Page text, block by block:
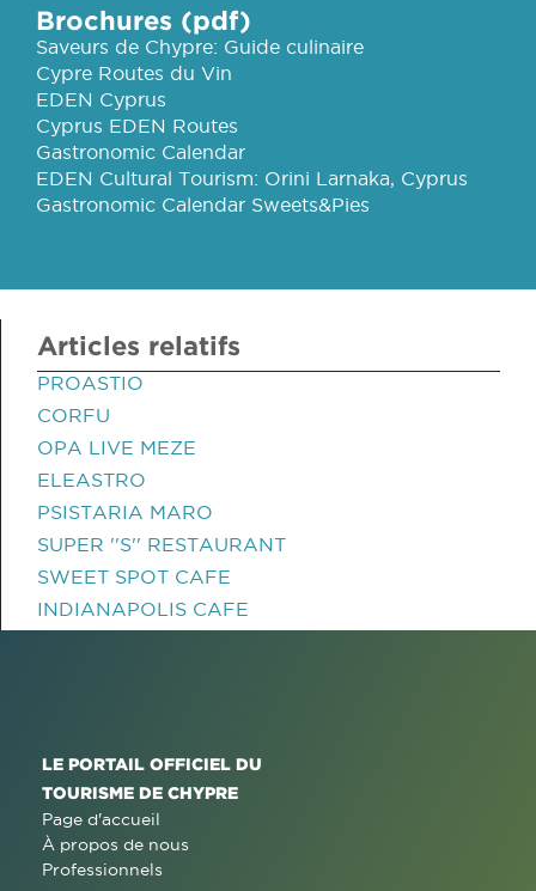
Brochures (pdf)
Saveurs de Chypre: Guide culinaire
Cypre Routes du Vin
EDEN Cyprus
Cyprus EDEN Routes
Gastronomic Calendar
EDEN Cultural Tourism: Orini Larnaka, Cyprus
Gastronomic Calendar Sweets&Pies
Articles relatifs
PROASTIO
CORFU
OPA LIVE MEZE
ELEASTRO
PSISTARIA MARO
SUPER ''S'' RESTAURANT
SWEET SPOT CAFE
INDIANAPOLIS CAFE
LE PORTAIL OFFICIEL DU
TOURISME DE CHYPRE
Page d'accueil
À propos de nous
Professionnels